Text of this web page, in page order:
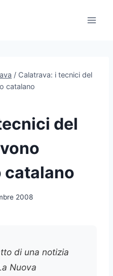
/ Calatrava: i tecnici del
catalano
del
catalano
2008
di una notizia
Nuova